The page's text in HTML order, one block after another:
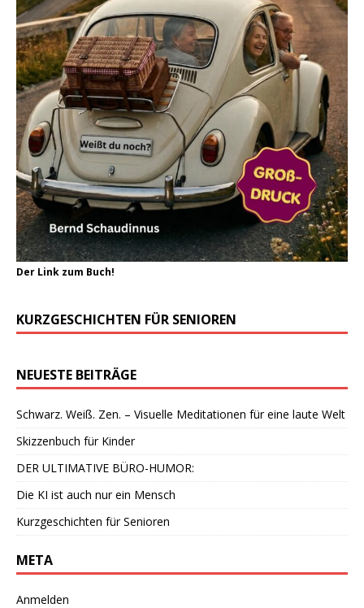
Der Link zum Buch!
KURZGESCHICHTEN FÜR SENIOREN
NEUESTE BEITRÄGE
Schwarz. Weiß. Zen. – Visuelle Meditationen für eine laute Welt
Skizzenbuch für Kinder
DER ULTIMATIVE BÜRO-HUMOR:
Die KI ist auch nur ein Mensch
Kurzgeschichten für Senioren
META
Anmelden